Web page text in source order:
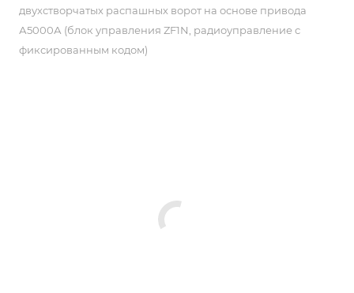
двухстворчатых распашных ворот на основе привода
А5000А (блок управления ZF1N, радиоуправление с
фиксированным кодом)